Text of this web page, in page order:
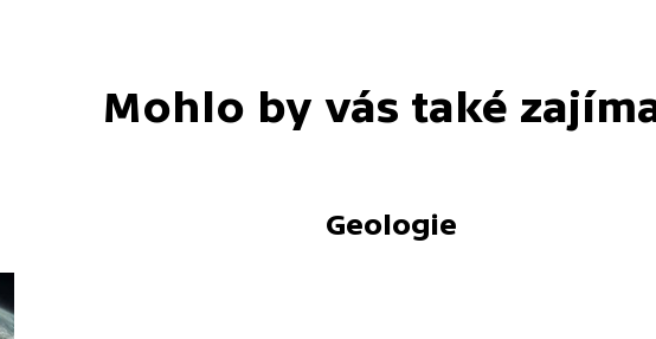
Mohlo by vás také
Geologie